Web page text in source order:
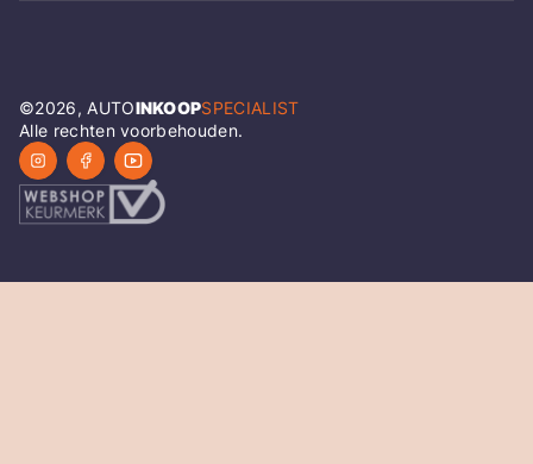
©2026, AUTOINKOOPSPECIALIST
Alle rechten voorbehouden.